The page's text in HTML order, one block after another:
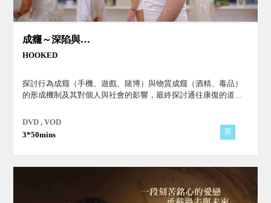
成癮～深陷與重生
HOOKED
探討行為成癮（手機、遊戲、賭博）與物質成癮（酒精、毒品）
的形成機制及其對個人與社會的影響，最終探討通往康復的道
及環境交織，並強調其做為公共健康議題的重要性。內容更進一
DVD , VOD
3*50mins
英